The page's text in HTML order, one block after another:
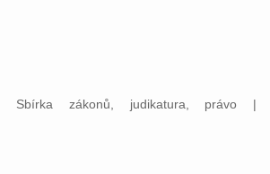
Sbírka zákonů, judikatura, právo |